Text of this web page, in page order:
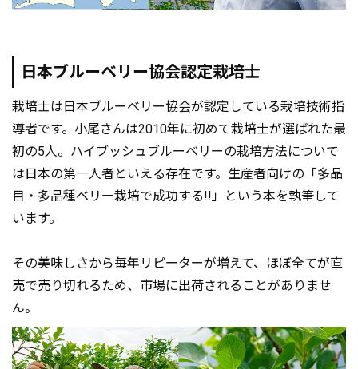
日本ブルーベリー協会認定栽培士
栽培士は日本ブルーベリー協会が認定している栽培技術指
導者です。小尾さんは2010年に初めて栽培士が選ばれた最
初の5人。ハイブッシュブルーベリーの栽培方法について
は日本の第一人者といえる存在です。生産者向けの「多品
目・多品種ベリー栽培で成功する!!」という本を執筆して
います。
その美味しさから毎年リピーターが増えて、ほぼ全てが直
売で売り切れるため、市場に出荷されることがありませ
ん。